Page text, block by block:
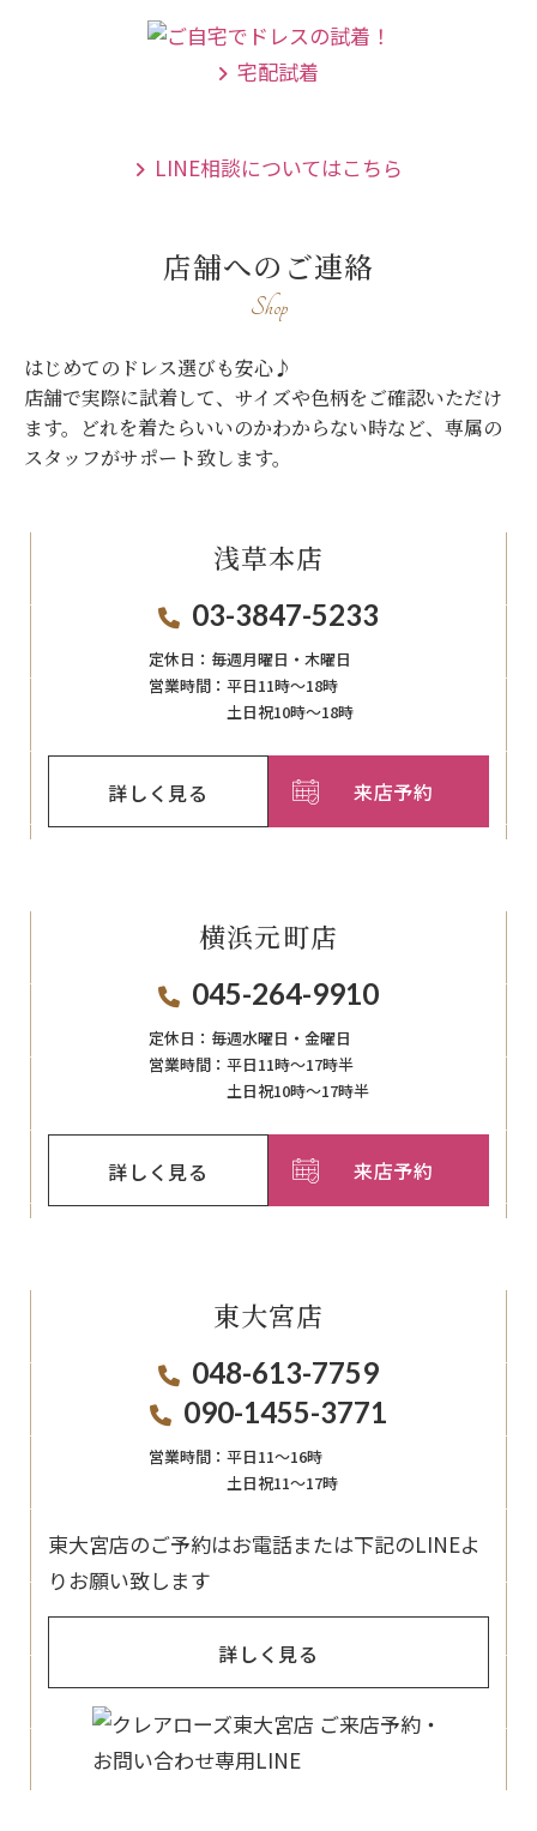
宅配試着
LINE相談についてはこちら
店舗へのご連絡
Shop
はじめてのドレス選びも安心♪
店舗で実際に試着して、サイズや色柄をご確認いただけ
ます。
どれを着たらいいのかわからない時など、専属の
スタッフがサポート致します。
浅草本店
03-3847-5233
定休日： 毎週月曜日・木曜日
営業時間： 平日11時～18時
土日祝10時～18時
詳しく見る 来店予約
横浜元町店
045-264-9910
定休日： 毎週⽔曜⽇‧⾦曜⽇
営業時間： 平日11時～17時半
土日祝10時～17時半
詳しく見る 来店予約
東大宮店
048-613-7759
090-1455-3771
営業時間： 平日11〜16時
土日祝11〜17時
東大宮店のご予約はお電話または下記のLINEよ
りお願い致します
詳しく見る